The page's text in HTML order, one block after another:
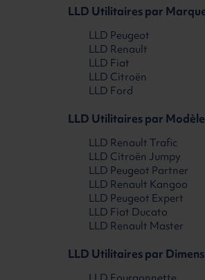
LLD Utilitaires par
LLD Peugeot
LLD Renault
LLD Fiat
LLD Citroën
LLD Ford
LLD Utilitaires par Modèle
LLD Renault Trafic
LLD Citroën Jumpy
LLD Peugeot Partner
LLD Renault Kangoo
LLD Peugeot Expert
LLD Fiat Ducato
LLD Renault Master
LLD Utilitaires par